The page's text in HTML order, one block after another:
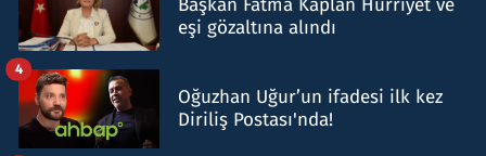
Başkan Fatma Kaplan Hürriyet ve
eşi gözaltına alındı
Oğuzhan Uğur’un ifadesi ilk kez
Diriliş Postası'nda!
4